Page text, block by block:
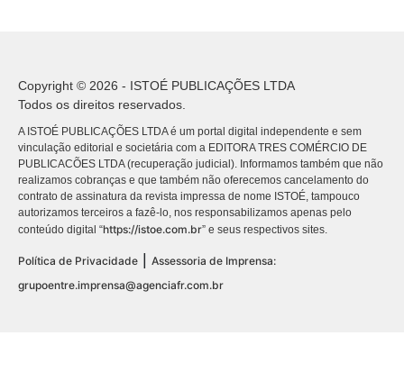
Copyright © 2026 - ISTOÉ PUBLICAÇÕES LTDA
Todos os direitos reservados.
A ISTOÉ PUBLICAÇÕES LTDA é um portal digital independente e sem
vinculação editorial e societária com a EDITORA TRES COMÉRCIO DE
PUBLICACÕES LTDA (recuperação judicial). Informamos também que não
realizamos cobranças e que também não oferecemos cancelamento do
contrato de assinatura da revista impressa de nome ISTOÉ, tampouco
autorizamos terceiros a fazê-lo, nos responsabilizamos apenas pelo
conteúdo digital “https://istoe.com.br” e seus respectivos sites.
Política de Privacidade
Assessoria de Imprensa:
grupoentre.imprensa@agenciafr.com.br